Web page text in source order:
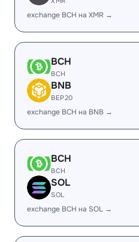
exchange BCH на XMR →
BCH
BCH
BNB
BEP20
exchange BCH на BNB →
BCH
BCH
SOL
SOL
exchange BCH на SOL →